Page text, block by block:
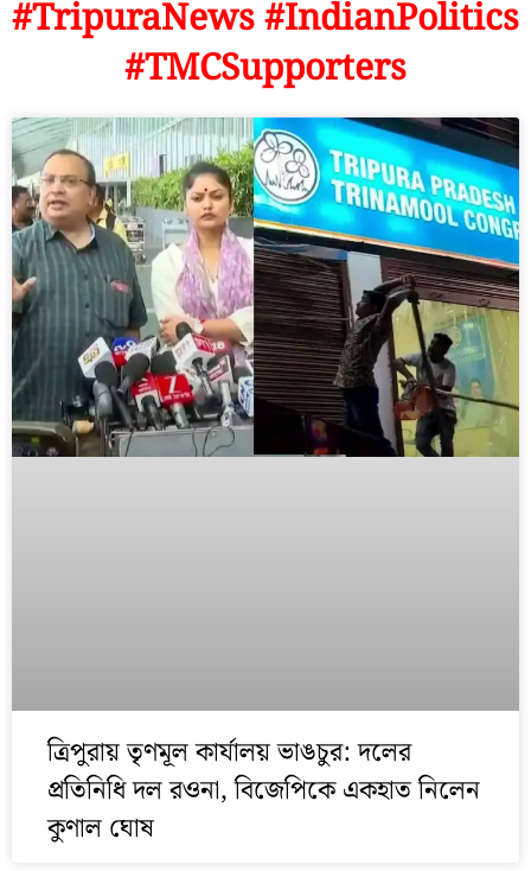
#TripuraNews #IndianPolitics
#TMCSupporters
ত্রিপুরায় তৃণমূল কার্যালয় ভাঙচুর: দলের
প্রতিনিধি দল রওনা, বিজেপিকে একহাত নিলেন
কুণাল ঘোষ